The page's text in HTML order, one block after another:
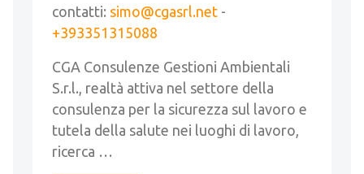
contatti: simo@cgasrl.net -
+393351315088
CGA Consulenze Gestioni Ambientali
S.r.l., realtà attiva nel settore della
consulenza per la sicurezza sul lavoro e
tutela della salute nei luoghi di lavoro,
ricerca …